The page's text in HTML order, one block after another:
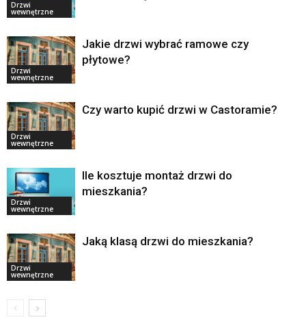
Drzwi
wewnętrzne
Drzwi
wewnętrzne
Jakie drzwi wybrać ramowe czy
płytowe?
Drzwi
wewnętrzne
Czy warto kupić drzwi w Castoramie?
Drzwi
wewnętrzne
Ile kosztuje montaż drzwi do
mieszkania?
Drzwi
wewnętrzne
Jaką klasą drzwi do mieszkania?